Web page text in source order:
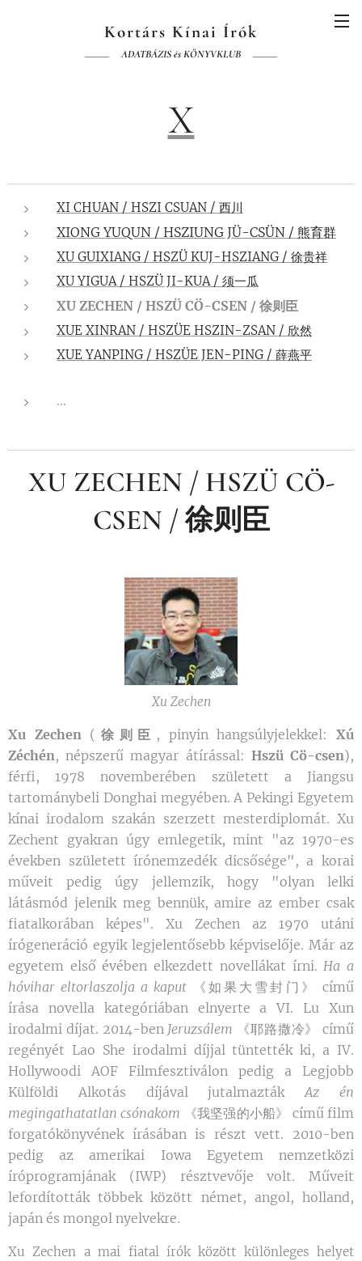
Kortárs Kínai Írók
ADATBÁZIS és KÖNYVKLUB
X
XI CHUAN / HSZI CSUAN / 西川
XIONG YUQUN / HSZIUNG JÜ-CSÜN / 熊育群
XU GUIXIANG / HSZÜ KUJ-HSZIANG / 徐贵祥
XU YIGUA / HSZÜ JI-KUA / 须一瓜
XU ZECHEN / HSZÜ CÖ-CSEN / 徐则臣
XUE XINRAN / HSZÜE HSZIN-ZSAN / 欣然
XUE YANPING / HSZÜE JEN-PING / 薛燕平
...
XU ZECHEN / HSZÜ CÖ-
CSEN /徐则臣
Xu Zechen
Xu Zechen( 徐则臣 , pinyin hangsúlyjelekkel:Xú
Zéchén, népszerű magyar átírással: Hszü Cö-csen),
férfi, 1978 novemberében született a Jiangsu
tartománybeli Donghai megyében. A Pekingi Egyetem
kínai irodalom szakán szerzett mesterdiplomát. Xu
Zechent gyakran úgy emlegetik, mint "az 1970-es
években született írónemzedék dicsősége", a korai
műveit pedig úgy jellemzik, hogy "olyan lelki
látásmód jelenik meg bennük, amire az ember csak
fiatalkorában képes". Xu Zechen az 1970 utáni
írógeneráció egyik legjelentősebb képviselője. Már az
egyetem első évében elkezdett novellákat írni.Ha a
hóvihar eltorlaszolja a kaput 《如果大雪封门》 című
írása novella kategóriában elnyerte a VI. Lu Xun
irodalmi díjat. 2014-ben Jeruzsálem
《耶路撒冷》 című
regényét Lao She irodalmi díjjal tüntették ki, a IV.
Hollywoodi AOF Filmfesztiválon pedig a Legjobb
Külföldi Alkotás díjával jutalmaztákAz én
megingathatatlan csónakom
《我坚强的小船》 című film
forgatókönyvének írásában is részt vett. 2010-ben
pedig az amerikai Iowa Egyetem nemzetközi
íróprogramjának (IWP) résztvevője volt. Műveit
lefordították többek között német, angol, holland,
japán és mongol nyelvekre.
Xu Zechen a mai fiatal írók között különleges helyet